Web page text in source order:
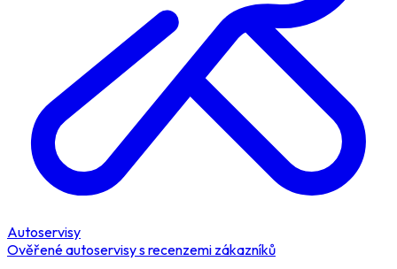
Autoservisy
Ověřené autoservisy s recenzemi zákazníků